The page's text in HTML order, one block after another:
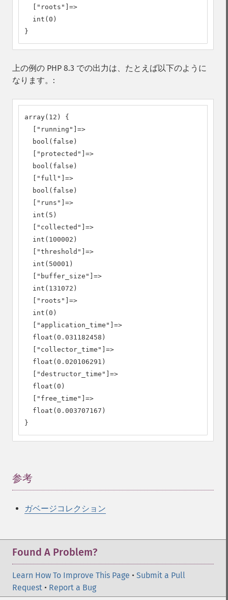
  ["roots"]=>
  int(0)
}
上の例の PHP 8.3 での出力は、たとえば以下のように
なります。:
array(12) {
  ["running"]=>
  bool(false)
  ["protected"]=>
  bool(false)
  ["full"]=>
  bool(false)
  ["runs"]=>
  int(5)
  ["collected"]=>
  int(100002)
  ["threshold"]=>
  int(50001)
  ["buffer_size"]=>
  int(131072)
  ["roots"]=>
  int(0)
  ["application_time"]=>
  float(0.031182458)
  ["collector_time"]=>
  float(0.020106291)
  ["destructor_time"]=>
  float(0)
  ["free_time"]=>
  float(0.003707167)
}
参考
ガベージコレクション
Found A Problem?
Learn How To Improve This Page • Submit a Pull
Request • Report a Bug